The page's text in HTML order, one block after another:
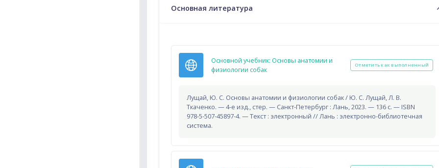
Основная литература
Основной учебник: Основы анатомии и
физиологии собакГиперссылка Отметить как выполненный
Лущай, Ю. С. Основы анатомии и физиологии собак / Ю. С. Лущай, Л. В.
Ткаченко. — 4-е изд., стер. — Санкт-Петербург : Лань, 2023. — 136 с. — ISBN
978-5-507-45897-4. — Текст : электронный // Лань : электронно-библиотечная
система.